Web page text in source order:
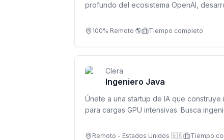
profundo del ecosistema OpenAI,
100% Remoto 🌎 Tiempo completo
Clera
Ingeniero Java
Únete a una startup de IA que
para cargas GPU intensivas. Busca
Remoto - Estados Unidos 🇺🇸 Tiempo